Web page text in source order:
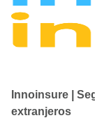
Innoinsure |
extranjeros